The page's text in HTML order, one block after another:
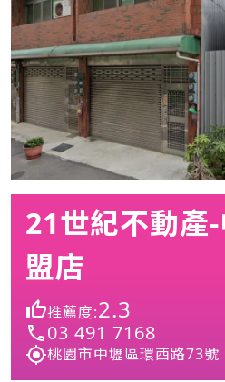
21世紀不動產
盟店
推薦度:2.3
03 491 7168
桃園市中壢區環西路73號